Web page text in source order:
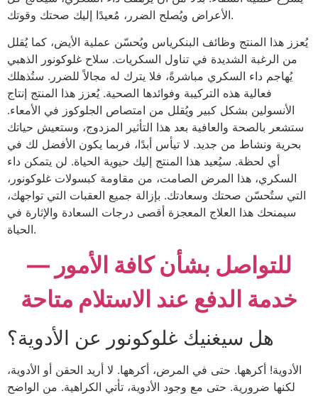
الأعراض ويُصلح الضرر، مُعيدًا إليك صحتك وقوتك.
يُعزز هذا المنتج وظائف البنكرياس ويُحسّن عملية الأيض، كما يُقلل
من الرغبة الشديدة في تناول السكريات. سلاح غلوكونور الذهبي
يُهاجم داء السكري مباشرةً، فلا يترك له مجالاً للضرر. ستُذهلك
فعالية هذه التركيبة وفوائدها الصحية. يُعزز هذا المنتج إنتاج
الأنسولين بشكل كبير ويُقلل من امتصاص الجلوكوز في الأمعاء.
ستشعر بالصحة والعافية بعد هذا التأثير المزدوج، وستعيش حياتك
بحرية ونشاط من جديد. لا تيأس أبدًا، فربما يكون الأفضل لك في
أي لحظة. سيُعيد هذا المنتج إليك حيوية الحياة. لن يتمكن داء
السكري، هذا المرض الصامت، من مقاومة كبسولات غلوكونور،
التي ستُحسّن صحتك وسعادتك. بإزالة جميع العقبات التي تواجهك،
سيمنحك هذا العلاج المعجزة أقصى درجات السعادة والإثارة في
الحياة.
للتواصل بشأن كافة الأمور —
خدمة الدفع عند الاستلام متاحة
هل سيغنيك غلوكونور عن الأدوية؟
الأدوية! أكرهها. حتى في المرض، أكرهها. لا أريد الحقن أو الأدوية،
لكنها ضرورية. حتى مع وجود الأدوية، تأتي الكراهية. من الواضح